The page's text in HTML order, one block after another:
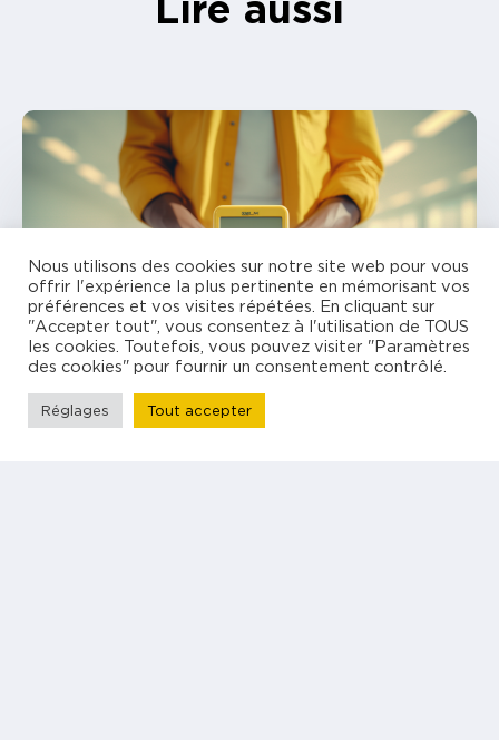
7 novembre 2023
Nous utilisons des cookies sur notre site web pour vous
offrir l'expérience la plus pertinente en mémorisant vos
préférences et vos visites répétées. En cliquant sur
"Accepter tout", vous consentez à l'utilisation de TOUS
les cookies. Toutefois, vous pouvez visiter "Paramètres
des cookies" pour fournir un consentement contrôlé.
Réglages Tout accepter